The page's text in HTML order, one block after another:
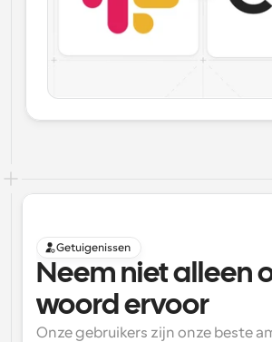
Getuigenissen
Neem niet alleen
woord ervoor
Onze gebruikers zijn onze beste